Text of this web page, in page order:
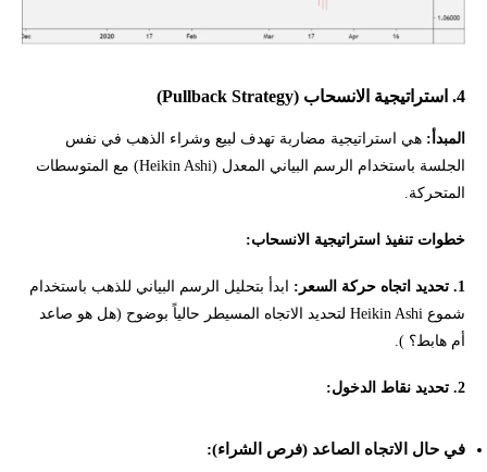
4. استراتيجية الانسحاب (Pullback Strategy)
المبدأ: هي استراتيجية مضاربة تهدف لبيع وشراء الذهب في نفس
الجلسة باستخدام الرسم البياني المعدل (Heikin Ashi) مع المتوسطات
المتحركة.
خطوات تنفيذ استراتيجية الانسحاب:
1. تحديد اتجاه حركة السعر:
ابدأ بتحليل الرسم البياني للذهب باستخدام
شموع Heikin Ashi لتحديد الاتجاه المسيطر حالياً بوضوح (هل هو صاعد
أم هابط؟ ).
2. تحديد نقاط الدخول:
في حال الاتجاه الصاعد (فرص الشراء):